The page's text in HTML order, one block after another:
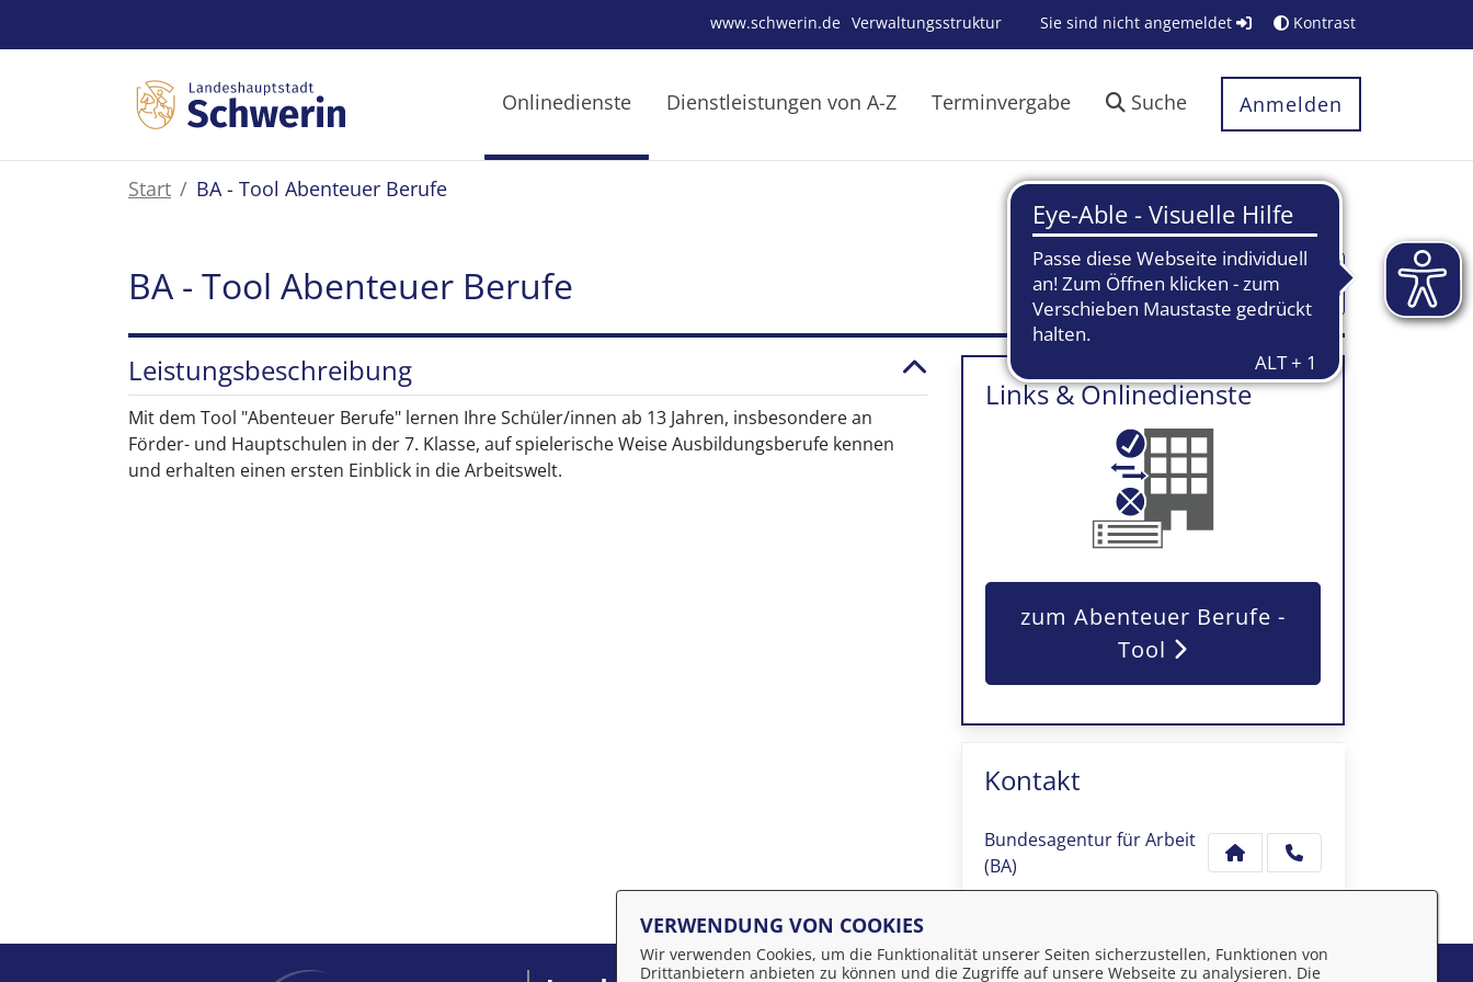
www.schwerin.de Verwaltungsstruktur Sie sind nicht angemeldet Kontrast
Onlinedienste Dienstleistungen von A-Z Terminvergabe Suche Anmelden
Start BA - Tool Abenteuer Berufe
BA - Tool Abenteuer Berufe Textblöcke ein-/ausklappen
Leistungsbeschreibung
Mit dem Tool "Abenteuer Berufe" lernen Ihre Schüler/innen ab 13 Jahren, insbesondere an
Förder- und Hauptschulen in der 7. Klasse, auf spielerische Weise Ausbildungsberufe kennen
und erhalten einen ersten Einblick in die Arbeitswelt.
Links & Onlinedienste
zum Abenteuer Berufe -
Tool
Kontakt
Bundesagentur für Arbeit
(BA)
VERWENDUNG VON COOKIES
Wir verwenden Cookies, um die Funktionalität unserer Seiten sicherzustellen, Funktionen von
Drittanbietern anbieten zu können und die Zugriffe auf unsere Webseite zu analysieren. Die